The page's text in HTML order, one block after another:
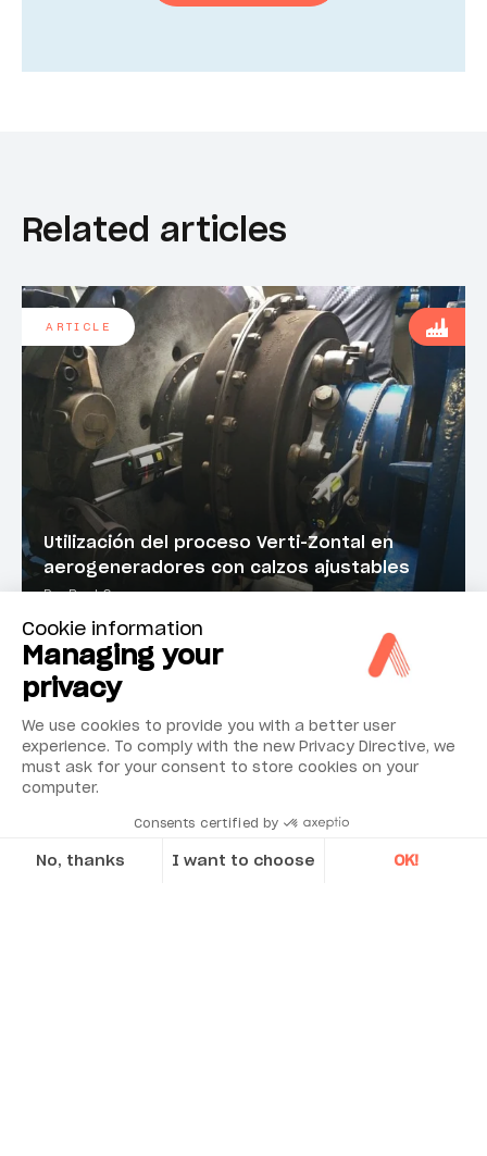
Related articles
Utilización del proceso Verti-Zontal en
aerogeneradores con calzos ajustables
Por Brad Case
ARTICLE
¿Le gustaría...?
Cookie information
Managing your
privacy
We use cookies to provide you with a better user
experience. To comply with the new Privacy Directive, we
must ask for your consent to store cookies on your
computer.
Consents certified by
No, thanks I want to choose OK!